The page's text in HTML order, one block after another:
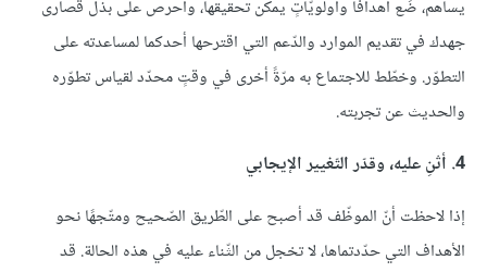
يساهم، ضَع أهدافًا وأولويّاتٍ يمكن تحقيقها، واحرص على بذل قصارى
جهدك في تقديم الموارد والدّعم التي اقترحها أحدكما لمساعدته على
التطوّر. وخطّط للاجتماع به مرّةً أخرى في وقتٍ محدّد لقياس تطوّره
والحديث عن تجربته.
4. أثنِ عليه، وقدّر التّغيير الإيجابي
إذا لاحظت أنّ الموظّف قد أصبح على الطّريق الصّحيح ومتّجهًا نحو
الأهداف التي حدّدتماها، لا تخجل من الثّناء عليه في هذه الحالة. قد